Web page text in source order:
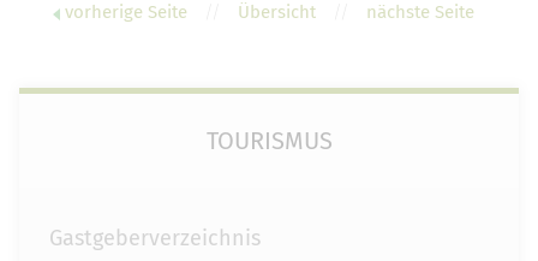
vorherige Seite Übersicht nächste Seite
TOURISMUS
Gastgeberverzeichnis